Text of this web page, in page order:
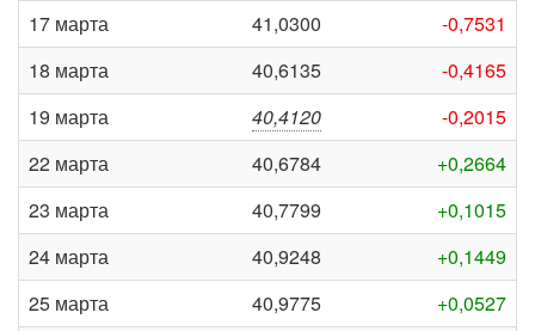
17 марта
41,0300
-0,7531
18 марта
40,6135
-0,4165
19 марта
40,4120
-0,2015
22 марта
40,6784
+0,2664
23 марта
40,7799
+0,1015
24 марта
40,9248
+0,1449
25 марта
40,9775
+0,0527